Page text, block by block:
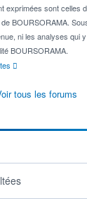
exprimées sont celles
BOURSORAMA.
ni les analyses qui
BOURSORAMA.
tous les forums